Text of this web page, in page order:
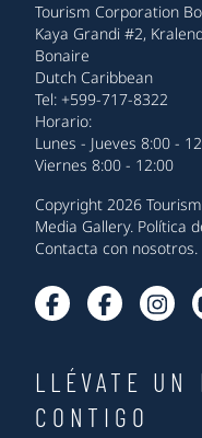
Tourism Corporation
Kaya Grandi #2,
Bonaire
Dutch Caribbean
Tel: +599-717-8322
Horario:
Lunes - Jueves 8:00 -
Viernes 8:00 - 12:00
Copyright 2026
Media Gallery. Política
Contacta con nosotros.
LLÉVATE UN
CONTIGO